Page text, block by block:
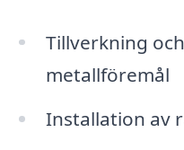
Tillverkning
metallföremål
Installation av